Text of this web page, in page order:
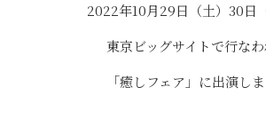
2022年10月29日（土）30日
東京ビッグサイトで行なわ
「癒しフェア」に出演しま